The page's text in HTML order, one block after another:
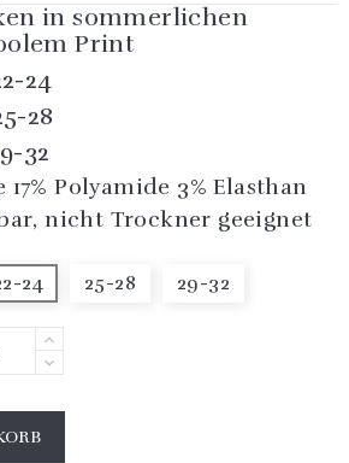
in sommerlichen
Print
24
28
32
Polyamide 3% Elasthan
nicht Trockner geeignet
24 25-28 29-32